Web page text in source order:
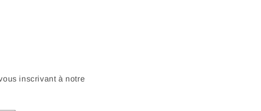
inscrivant à notre